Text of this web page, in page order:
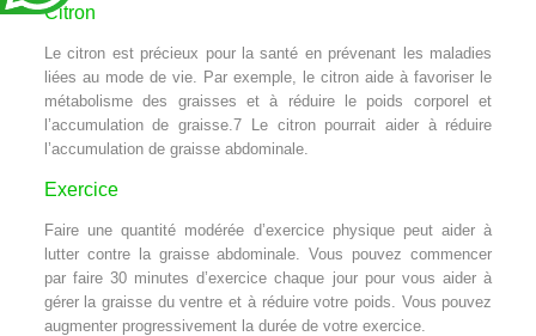
Citron
Le citron est précieux pour la santé en prévenant les maladies
liées au mode de vie. Par exemple, le citron aide à favoriser le
métabolisme des graisses et à réduire le poids corporel et
l’accumulation de graisse.7 Le citron pourrait aider à réduire
l’accumulation de graisse abdominale.
Exercice
Faire une quantité modérée d’exercice physique peut aider à
lutter contre la graisse abdominale. Vous pouvez commencer
par faire 30 minutes d’exercice chaque jour pour vous aider à
gérer la graisse du ventre et à réduire votre poids. Vous pouvez
augmenter progressivement la durée de votre exercice.